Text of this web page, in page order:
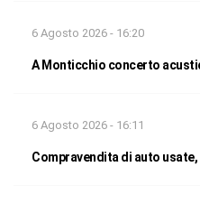
6 Agosto 2026 - 16:20
A Monticchio concerto
6 Agosto 2026 - 16:11
Compravendita di auto